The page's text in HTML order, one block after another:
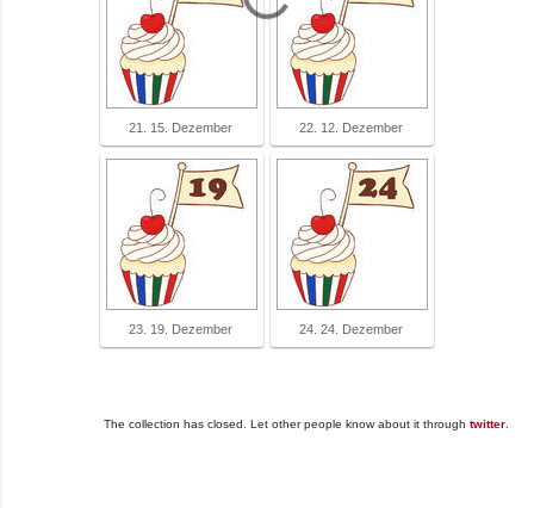
21. 15. Dezember 22. 12. Dezember
23. 19. Dezember 24. 24. Dezember
The collection has closed. Let other people know about it through twitter